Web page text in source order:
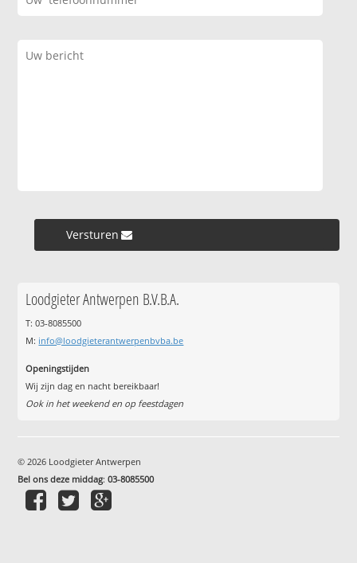
Versturen »
Loodgieter Antwerpen B.V.B.A.
T: 03-8085500
M: info@loodgieterantwerpenbvba.be
Openingstijden
Wij zijn dag en nacht bereikbaar!
Ook in het weekend en op feestdagen
© 2026 Loodgieter Antwerpen
Bel ons deze middag:03-8085500